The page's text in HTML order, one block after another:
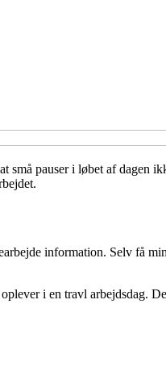
pauser i løbet af dagen
information. Selv få
i en travl arbejdsdag.